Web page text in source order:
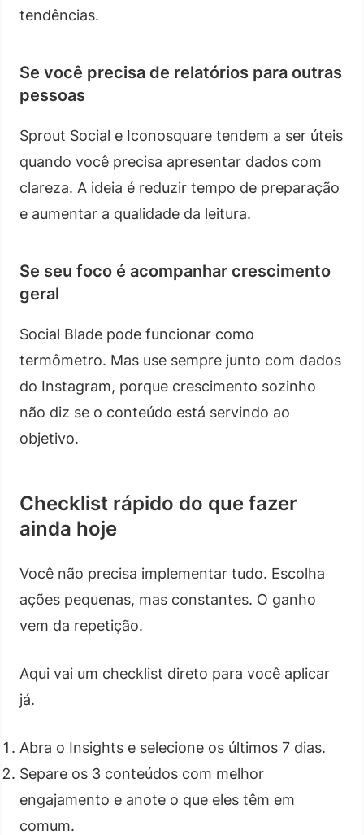
tendências.
Se você precisa de relatórios para outras
pessoas
Sprout Social e Iconosquare tendem a ser úteis
quando você precisa apresentar dados com
clareza. A ideia é reduzir tempo de preparação
e aumentar a qualidade da leitura.
Se seu foco é acompanhar crescimento
geral
Social Blade pode funcionar como
termômetro. Mas use sempre junto com dados
do Instagram, porque crescimento sozinho
não diz se o conteúdo está servindo ao
objetivo.
Checklist rápido do que fazer
ainda hoje
Você não precisa implementar tudo. Escolha
ações pequenas, mas constantes. O ganho
vem da repetição.
Aqui vai um checklist direto para você aplicar
já.
Abra o Insights e selecione os últimos 7 dias.
Separe os 3 conteúdos com melhor
engajamento e anote o que eles têm em
comum.